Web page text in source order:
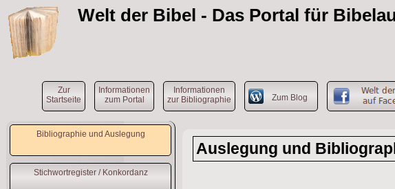
Welt der Bibel - Das Portal für
Zur
Startseite
Informationen
zum Portal
Informationen
zur Bibliographie
Zum Blog
Bibliographie und Auslegung
Stichwortregister / Konkordanz
Auslegung und